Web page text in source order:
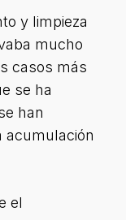
y limpieza
mucho
casos más
se ha
han
acumulación
el